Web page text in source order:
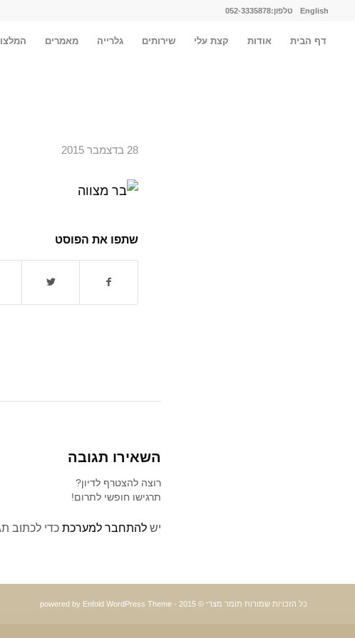
English טלפון:052-3335878
דף הבית אודות קצת עלי שירותים גלרייה מאמרים
28 בדצמבר 2015
שתפו את הפוסט
השאירו תגובה
רוצה להצטרף לדיון?
תרגישו חופשי לתרום!
יש להתחבר למערכת כדי לכתוב
כל הזכויות שמורות תומר מצרי © 2015 - powered by Enfold WordPress Theme